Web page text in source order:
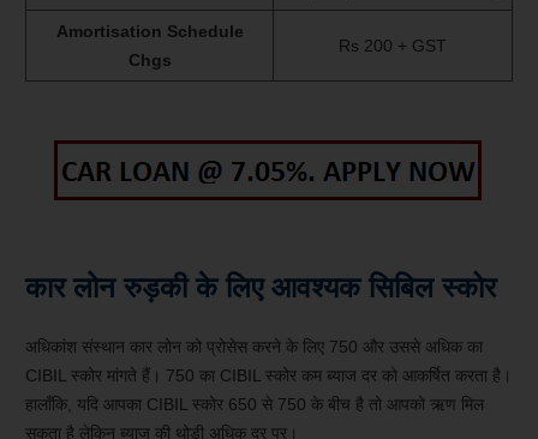
Amortisation Schedule
Chgs
Rs 200 + GST
कार लोन रुड़की के लिए आवश्यक सिबिल स्कोर
अधिकांश संस्थान कार लोन को प्रोसेस करने के लिए 750 और उससे अधिक का
CIBIL स्कोर मांगते हैं। 750 का CIBIL स्कोर कम ब्याज दर को आकर्षित करता है।
हालाँकि, यदि आपका CIBIL स्कोर 650 से 750 के बीच है तो आपको ऋण मिल
सकता है लेकिन ब्याज की थोड़ी अधिक दर पर।